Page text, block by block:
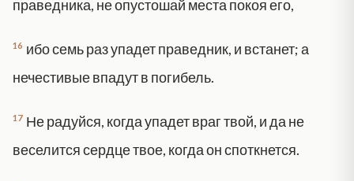
праведника, не опустошай места покоя его,
16 ибо семь раз упадет праведник, и встанет; а
нечестивые впадут в погибель.
17 Не радуйся, когда упадет враг твой, и да не
веселится сердце твое, когда он споткнется.